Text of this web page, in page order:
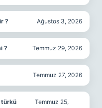
? Ağustos 3, 2026
? Temmuz 29, 2026
Temmuz 27, 2026
türkü
Temmuz 25,